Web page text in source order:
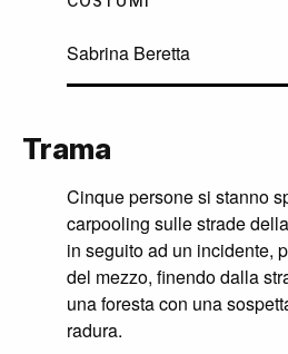
Sabrina Beretta
Trama
Cinque persone si stanno
carpooling sulle strade
in seguito ad un incidente,
del mezzo, finendo dalla
una foresta con una
radura.